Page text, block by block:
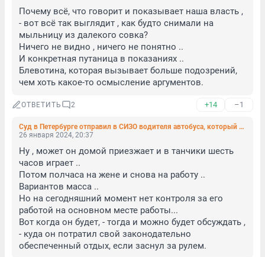
Почему всё, что говорит и показывает наша власть ,
- вот всё так выглядит , как будто снимали на
мыльницу из далекого совка?
Ничего не видно , ничего не понятно ..
И конкретная путаница в показаниях ..
Блевотина, которая вызывает больше подозрений,
чем хоть какое-то осмысление аргументов.
ОТВЕТИТЬ 2 +14 –1
Суд в Петербурге отправил в СИЗО водителя автобуса, который сбил пятерых на тротуаре
26 января 2024, 20:37
Ну , может он домой приезжает и в танчики шесть
часов играет ..
Потом полчаса на жене и снова на работу ..
Вариантов масса ..
Но на сегодняшний момент нет контроля за его
работой на основном месте работы...
Вот когда он будет, - тогда и можно будет обсуждать ,
- куда он потратил свой законодательно
обеспеченный отдых, если заснул за рулем.